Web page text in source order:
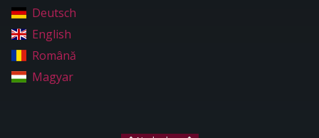
Deutsch
English
Română
Magyar